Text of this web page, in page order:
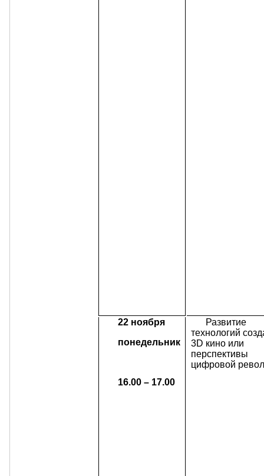
22 ноября
понедельник
16.00 – 17.00
Развитие
технологий
3D кино или
перспективы
цифровой